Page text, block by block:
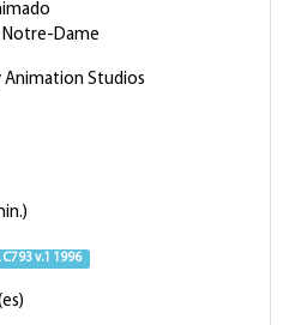
Notre-Dame
Animation Studios
C793 v.1 1996